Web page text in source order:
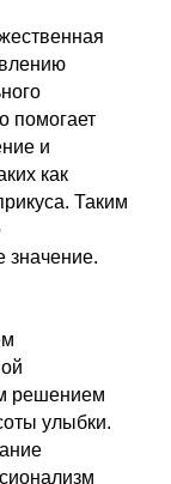
помогает
и
как
Таким
значение.
решением
улыбки.